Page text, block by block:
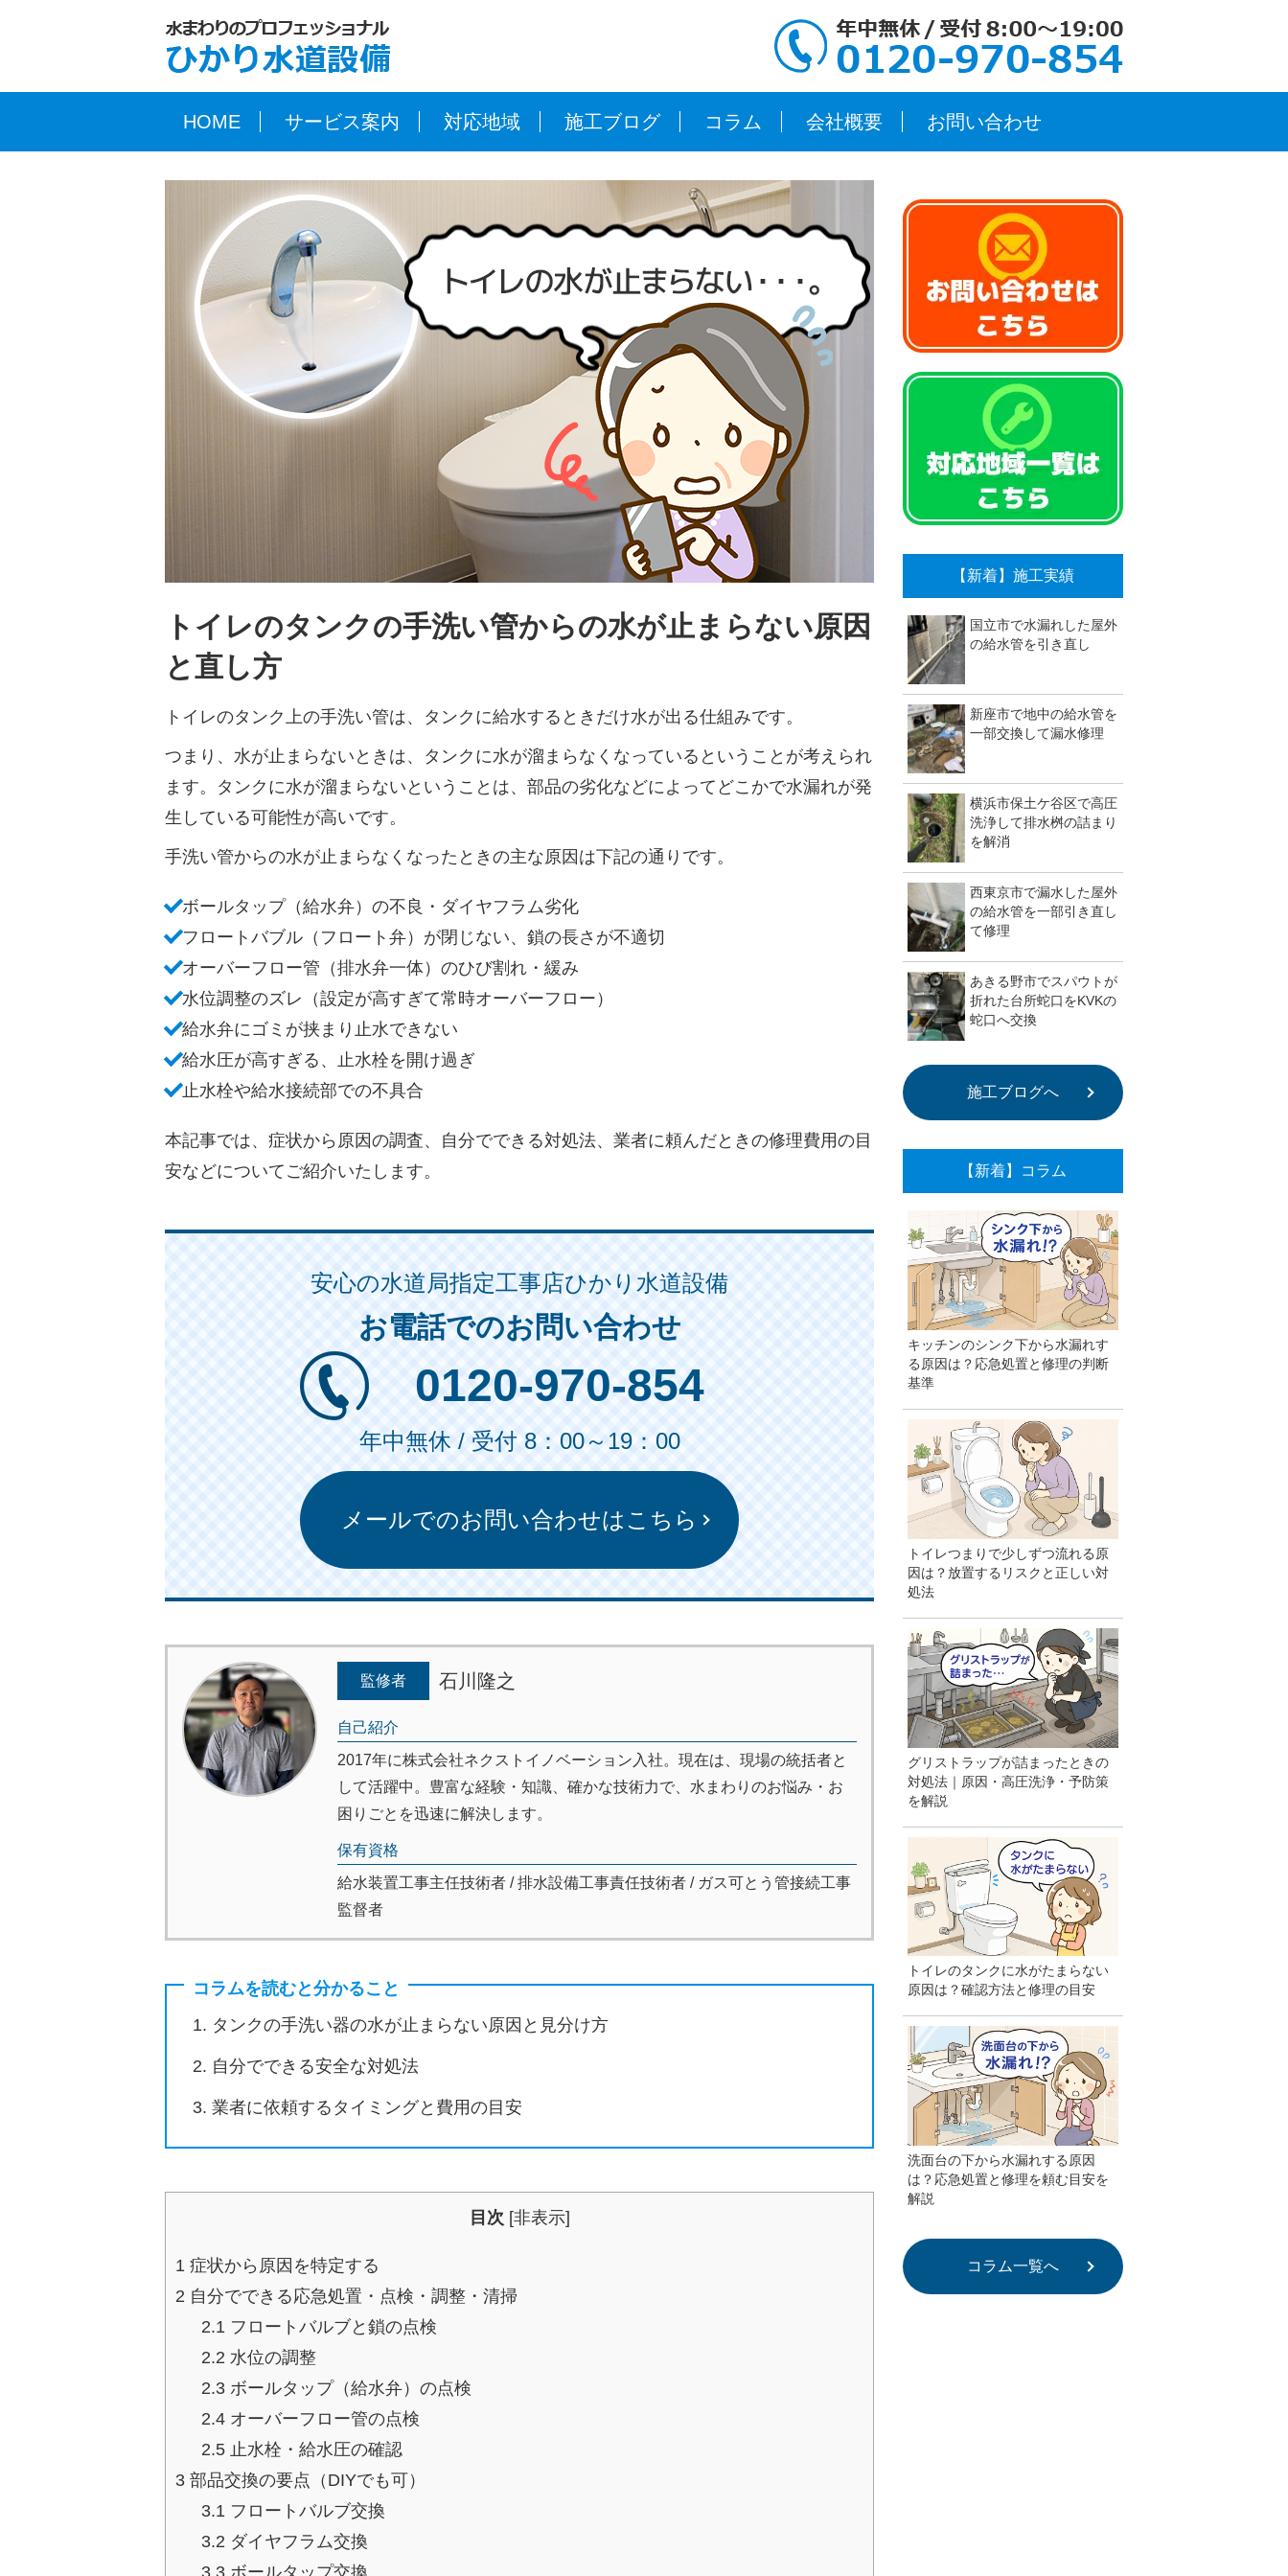
HOME サービス案内 対応地域 施工ブログ コラム 会社概要 お問い合わせ
トイレのタンクの手洗い管からの水が止まらない原因
と直し方
トイレのタンク上の手洗い管は、タンクに給水するときだけ水が出る仕組みです。
つまり、水が止まらないときは、タンクに水が溜まらなくなっているということが考えられ
ます。タンクに水が溜まらないということは、部品の劣化などによってどこかで水漏れが発
生している可能性が高いです。
手洗い管からの水が止まらなくなったときの主な原因は下記の通りです。
ボールタップ（給水弁）の不良・ダイヤフラム劣化
フロートバブル（フロート弁）が閉じない、鎖の長さが不適切
オーバーフロー管（排水弁一体）のひび割れ・緩み
水位調整のズレ（設定が高すぎて常時オーバーフロー）
給水弁にゴミが挟まり止水できない
給水圧が高すぎる、止水栓を開け過ぎ
止水栓や給水接続部での不具合
本記事では、症状から原因の調査、自分でできる対処法、業者に頼んだときの修理費用の目
安などについてご紹介いたします。
安心の水道局指定工事店ひかり水道設備
お電話でのお問い合わせ
0120-970-854
年中無休 / 受付 8：00～19：00
メールでのお問い合わせはこちら
監修者 石川隆之
自己紹介
2017年に株式会社ネクストイノベーション入社。現在は、現場の統括者と
して活躍中。豊富な経験・知識、確かな技術力で、水まわりのお悩み・お
困りごとを迅速に解決します。
保有資格
給水装置工事主任技術者 / 排水設備工事責任技術者 / ガス可とう管接続工事
監督者
コラムを読むと分かること
タンクの手洗い器の水が止まらない原因と見分け方
自分でできる安全な対処法
業者に依頼するタイミングと費用の目安
目次 [非表示]
1 症状から原因を特定する
2 自分でできる応急処置・点検・調整・清掃
2.1 フロートバルブと鎖の点検
2.2 水位の調整
2.3 ボールタップ（給水弁）の点検
2.4 オーバーフロー管の点検
2.5 止水栓・給水圧の確認
3 部品交換の要点（DIYでも可）
3.1 フロートバルブ交換
3.2 ダイヤフラム交換
【新着】施工実績
国立市で水漏れした屋外
の給水管を引き直し
新座市で地中の給水管を
一部交換して漏水修理
横浜市保土ケ谷区で高圧
洗浄して排水桝の詰まり
を解消
西東京市で漏水した屋外
の給水管を一部引き直し
て修理
あきる野市でスパウトが
折れた台所蛇口をKVKの
蛇口へ交換
施工ブログへ
【新着】コラム
キッチンのシンク下から水漏れす
る原因は？応急処置と修理の判断
基準
トイレつまりで少しずつ流れる原
因は？放置するリスクと正しい対
処法
グリストラップが詰まったときの
対処法｜原因・高圧洗浄・予防策
を解説
トイレのタンクに水がたまらない
原因は？確認方法と修理の目安
洗面台の下から水漏れする原因
は？応急処置と修理を頼む目安を
解説
コラム一覧へ